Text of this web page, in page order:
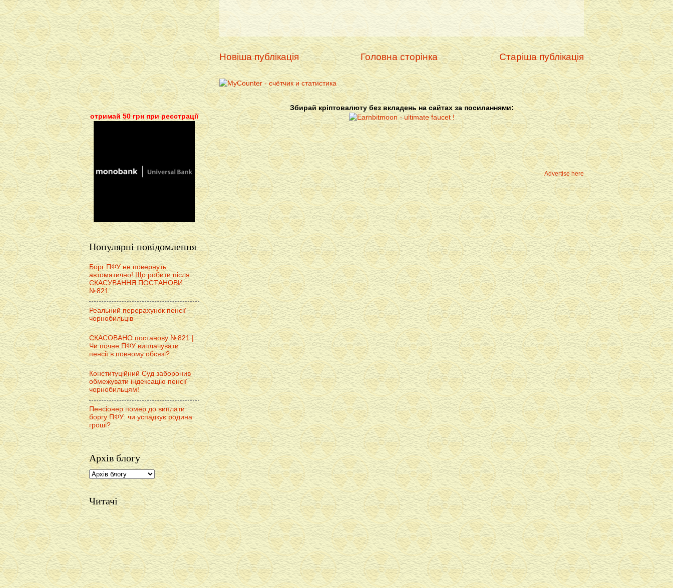
Новіша публікація Старіша публікація
Головна сторінка
Збирай кріптовалюту без вкладень на сайтах за посиланнями:
Advertise here
отримай 50 грн при реєстрації
Популярні повідомлення
Борг ПФУ не повернуть
автоматично! Що робити після
СКАСУВАННЯ ПОСТАНОВИ
№821
Реальний перерахунок пенсії
чорнобильців
СКАСОВАНО постанову №821 |
Чи почне ПФУ виплачувати
пенсії в повному обсязі?
Конституційний Суд заборонив
обмежувати індексацію пенсії
чорнобильцям!
Пенсіонер помер до виплати
боргу ПФУ: чи успадкує родина
гроші?
Архів блогу
Читачі